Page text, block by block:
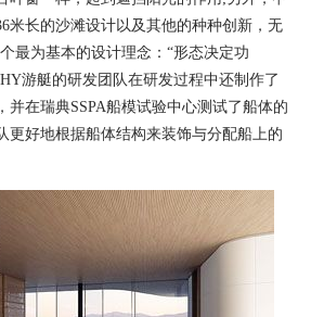
米长的沙滩设计以及其他的种种创新，无
最为基本的设计理念：“形态决定功
游艇的研发团队在研发过程中还制作了
并在瑞典SSPA船模试验中心测试了船体的
更好地根据船体结构来装饰与分配船上的